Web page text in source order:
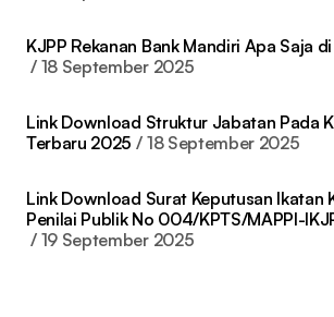
KJPP Rekanan Bank Mandiri Apa Saja
18 September 2025
Link Download Struktur Jabatan Pada
Terbaru 2025
18 September 2025
Link Download Surat Keputusan Ikatan
Penilai Publik No 004/KPTS/MAPPI-
19 September 2025